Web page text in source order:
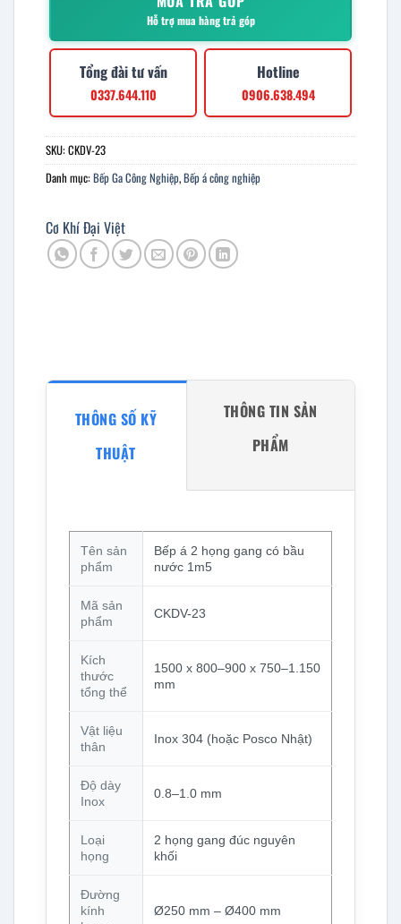
Hỗ trợ mua hàng trả góp
Tổng đài tư vấn
0337.644.110
Hotline
0906.638.494
SKU:CKDV-23
Danh mục:Bếp Ga Công Nghiệp,Bếp á công nghiệp
Cơ Khí Đại Việt
THÔNG SỐ KỸ
THUẬT
THÔNG TIN SẢN
PHẨM
Tên sản
phẩm
Bếp á 2 họng gang có bầu
nước 1m5
Mã sản
phẩm
CKDV-23
Kích
thước
tổng thể
1500 x 800–900 x 750–1.150
mm
Vật liệu
thân
Inox 304 (hoặc Posco Nhật)
Độ dày
Inox
0.8–1.0 mm
Loại
họng
2 họng gang đúc nguyên
khối
Đường
kính
Ø250 mm – Ø400 mm